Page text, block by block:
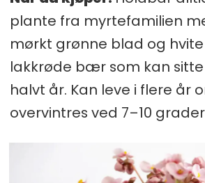
plante fra myrtefamilien
mørkt grønne blad og
lakkrøde bær som kan
halvt år. Kan leve i flere år
overvintres ved 7–10